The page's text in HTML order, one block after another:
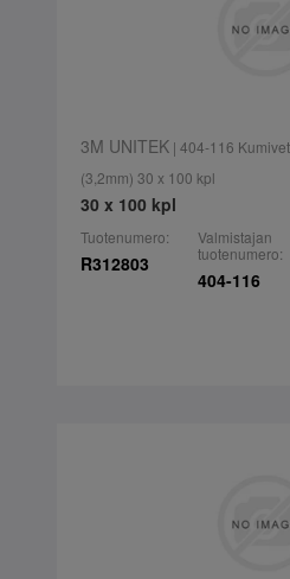
3M UNITEK| 404-116
(3,2mm) 30 x 100 kpl
30 x 100 kpl
Tuotenumero:
R312803
Valmistajan
tuotenumero:
404-116